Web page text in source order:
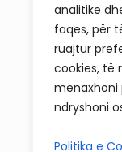
analitike
faqes, për
ruajtur
cookies, të
menaxhoni
ndryshoni
Politika e